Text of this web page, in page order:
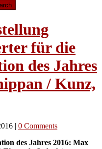
für die
des Jahres
/ Kunz,
| 0 Comments
des Jahres 2016: Max